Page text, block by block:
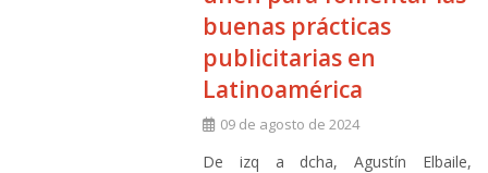
buenas prácticas
publicitarias en
Latinoamérica
09 de agosto de 2024
De izq a dcha, Agustín Elbaile,